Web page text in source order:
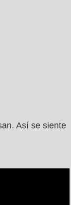
Así se siente